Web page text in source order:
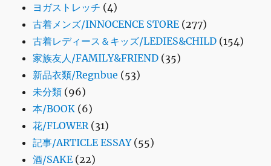
ヨガストレッチ (4)
古着メンズ/INNOCENCE STORE (277)
古着レディース＆キッズ/LEDIES&CHILD (154)
家族友人/FAMILY&FRIEND (35)
新品衣類/Regnbue (53)
未分類 (96)
本/BOOK (6)
花/FLOWER (31)
記事/ARTICLE ESSAY(55)
酒/SAKE (22)